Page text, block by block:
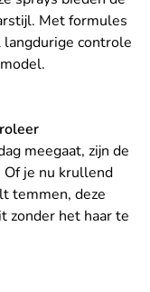
Met formules
controle
meegaat, zijn de
Of je nu krullend
temmen, deze
zonder het haar te